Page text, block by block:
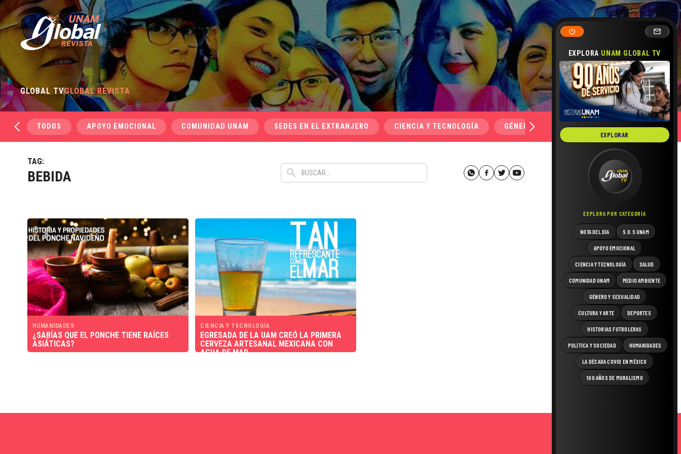
EXPLORA UNAM GLOBAL TV
EXPLORAR
EXPLORA POR CATEGORÍA
NOTA DEL DÍA S.O.S UNAM
APOYO EMOCIONAL
CIENCIA Y TECNOLOGÍA SALUD
COMUNIDAD UNAM MEDIO AMBIENTE
GÉNERO Y SEXUALIDAD
CULTURA Y ARTE DEPORTES
HISTORIAS FUTBOLERAS
POLÍTICA Y SOCIEDAD HUMANIDADES
LA DÉCADA COVID EN MÉXICO
100 AÑOS DE MURALISMO
GLOBAL TVGLOBAL REVISTA
TODOS APOYO EMOCIONAL COMUNIDAD UNAM SEDES EN EL EXTRANJERO CIENCIA Y TECNOLOGÍA GÉNERO Y SEXUALIDAD SALUD
TAG:
BEBIDA
HUMANIDADES
¿SABÍAS QUE EL PONCHE TIENE RAÍCES
ASIÁTICAS?
CIENCIA Y TECNOLOGÍA
EGRESADA DE LA UAM CREÓ LA PRIMERA
CERVEZA ARTESANAL MEXICANA CON
AGUA DE MAR